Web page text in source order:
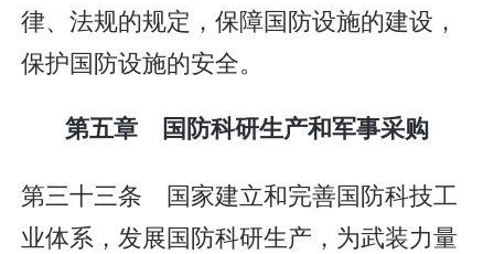
律、法规的规定，保障国防设施的建设，
保护国防设施的安全。
第五章 国防科研生产和军事采购
第三十三条 国家建立和完善国防科技工
业体系，发展国防科研生产，为武装力量